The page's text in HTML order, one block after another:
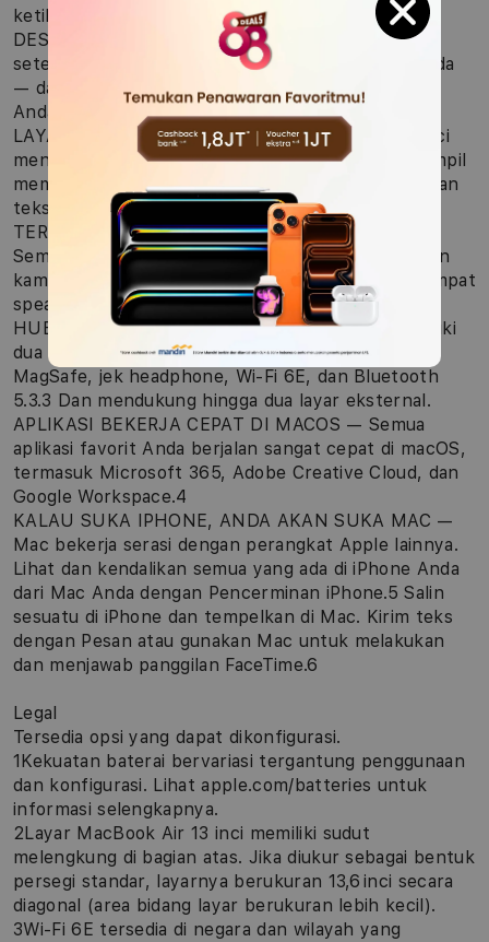
ketika dicolok maupun tidak.1
DESAIN PORTABEL — Sangat ringan dan hanya
setengah inci tipisnya, MacBook Air pas di tas Anda
— dan menyatu dengan mudah dalam gaya hidup
Anda.
LAYAR CEMERLANG — Layar Liquid Retina 13,6 inci
mendukung satu miliar warna.2 Foto dan video tampil
memukau dengan kontras kaya dan detail tajam, dan
teks terlihat sangat jelas.
TERLIHAT DAN TERDENGAR SEMPURNA —
Semuanya terlihat dan terdengar memukau dengan
kamera 12MP Center Stage, tiga mikrofon, dan empat
speaker dengan Audio Spasial.
HUBUNGKAN SEMUANYA — MacBook Air memiliki
dua port Thunderbolt 4, port pengisian daya
MagSafe, jek headphone, Wi-Fi 6E, dan Bluetooth
5.3.3 Dan mendukung hingga dua layar eksternal.
APLIKASI BEKERJA CEPAT DI MACOS — Semua
aplikasi favorit Anda berjalan sangat cepat di macOS,
termasuk Microsoft 365, Adobe Creative Cloud, dan
Google Workspace.4
KALAU SUKA IPHONE, ANDA AKAN SUKA MAC —
Mac bekerja serasi dengan perangkat Apple lainnya.
Lihat dan kendalikan semua yang ada di iPhone Anda
dari Mac Anda dengan Pencerminan iPhone.5 Salin
sesuatu di iPhone dan tempelkan di Mac. Kirim teks
dengan Pesan atau gunakan Mac untuk melakukan
dan menjawab panggilan FaceTime.6
Legal
Tersedia opsi yang dapat dikonfigurasi.
1Kekuatan baterai bervariasi tergantung penggunaan
dan konfigurasi. Lihat apple.com/batteries untuk
informasi selengkapnya.
2Layar MacBook Air 13 inci memiliki sudut
melengkung di bagian atas. Jika diukur sebagai bentuk
persegi standar, layarnya berukuran 13,6 inci secara
diagonal (area bidang layar berukuran lebih kecil).
3Wi-Fi 6E tersedia di negara dan wilayah yang